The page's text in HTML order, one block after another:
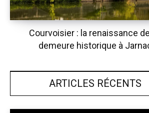
Courvoisier : la renaissance
demeure historique à
ARTICLES RÉCENTS